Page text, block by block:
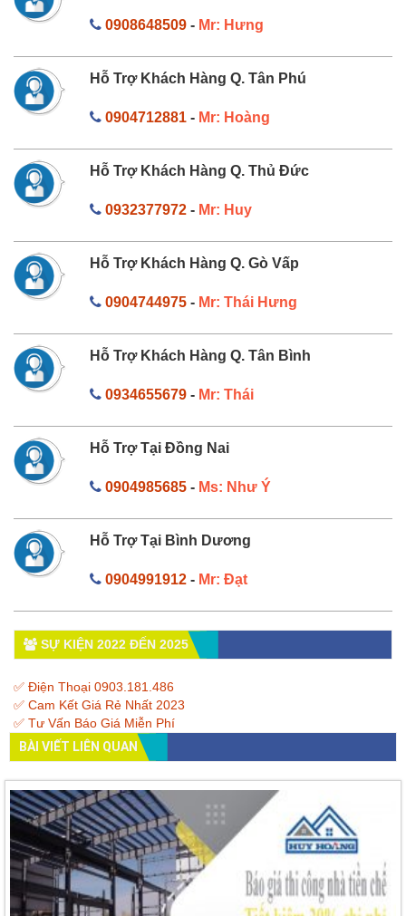
0908648509- Mr: Hưng
Hỗ Trợ Khách Hàng Q. Tân Phú
0904712881- Mr: Hoàng
Hỗ Trợ Khách Hàng Q. Thủ Đức
0932377972- Mr: Huy
Hỗ Trợ Khách Hàng Q. Gò Vấp
0904744975- Mr: Thái Hưng
Hỗ Trợ Khách Hàng Q. Tân Bình
0934655679- Mr: Thái
Hỗ Trợ Tại Đồng Nai
0904985685- Ms: Như Ý
Hỗ Trợ Tại Bình Dương
0904991912- Mr: Đạt
SỰ KIỆN 2022 ĐẾN 2025
✅ Điện Thoại 0903.181.486
✅ Cam Kết Giá Rẻ Nhất 2023
✅ Tư Vấn Báo Giá Miễn Phí
BÀI VIẾT LIÊN QUAN